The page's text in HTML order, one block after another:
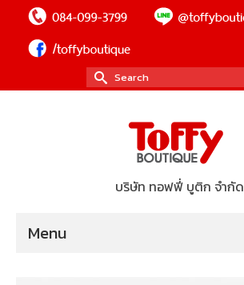
Search
for:
บริษัท ทอฟฟี่ บูติก จำกัด
Menu